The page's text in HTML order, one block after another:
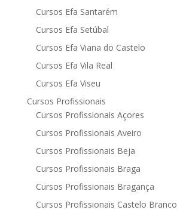
Cursos Efa Santarém
Cursos Efa Setúbal
Cursos Efa Viana do Castelo
Cursos Efa Vila Real
Cursos Efa Viseu
Cursos Profissionais
Cursos Profissionais Açores
Cursos Profissionais Aveiro
Cursos Profissionais Beja
Cursos Profissionais Braga
Cursos Profissionais Bragança
Cursos Profissionais Castelo Branco